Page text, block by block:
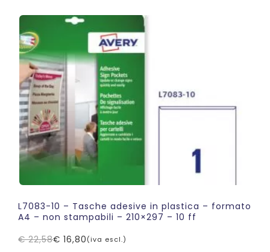
era:
€ 157,08.
è:
€ 149,58.
L7083-10 – Tasche adesive in plastica – formato
A4 – non stampabili – 210×297 – 10 ff
€22,58
Il
€ 16,80
Il
(iva escl.)